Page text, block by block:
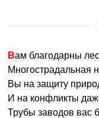
Вам благодарны
Многострадальная
Вы на защиту
И на конфликты
Трубы заводов вас